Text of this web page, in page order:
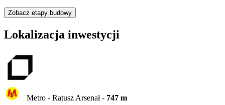
Zobacz etapy budowy
Lokalizacja inwestycji
Metro - Ratusz Arsenał- 747m